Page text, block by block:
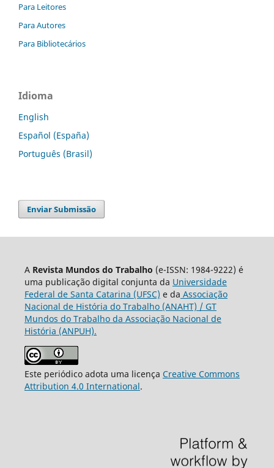
Para Leitores
Para Autores
Para Bibliotecários
Idioma
English
Español (España)
Português (Brasil)
Enviar Submissão
A Revista Mundos do Trabalho (e-ISSN: 1984-9222) é
uma publicação digital conjunta da Universidade
Federal de Santa Catarina (UFSC) e da Associação
Nacional de História do Trabalho (ANAHT) / GT
Mundos do Trabalho da Associação Nacional de
História (ANPUH).
Este periódico adota uma licença Creative Commons
Attribution 4.0 International.